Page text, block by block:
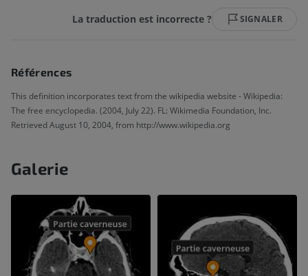
La traduction est incorrecte ? SIGNALER
Références
This definition incorporates text from the wikipedia website - Wikipedia:
The free encyclopedia. (2004, July 22). FL: Wikimedia Foundation, Inc.
Retrieved August 10, 2004, from http://www.wikipedia.org
Galerie